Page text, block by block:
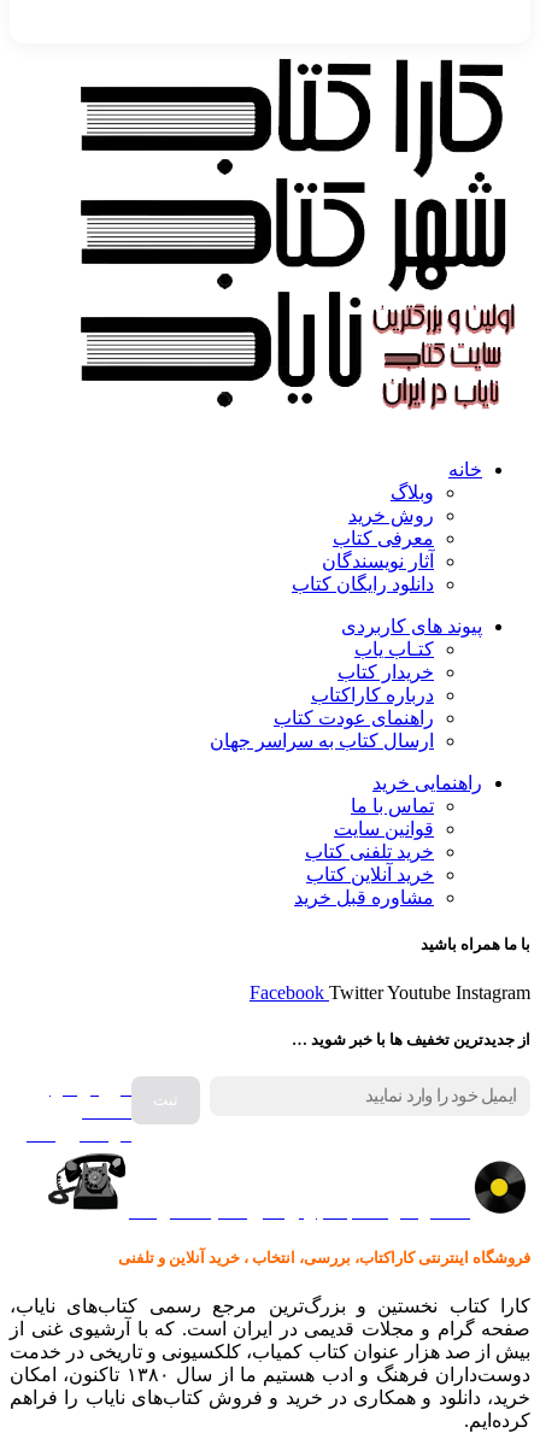
خانه
وبلاگ
روش خرید
معرفی کتاب
آثار نویسندگان
دانلود رایگان کتاب
پیوند های کاربردی
کتـاب یاب
خریدار کتاب
درباره کاراکتاب
راهنمای عودت کتاب
ارسال کتاب به سراسر جهان
راهنمایی خرید
تماس با ما
قوانین سایت
خرید تلفنی کتاب
خرید آنلاین کتاب
مشاوره قبل خرید
با ما همراه باشید
Facebook TwitterYoutube Instagram
از جدیدترین تخفیف ها با خبر شوید …
فروش انواع
فروشگاه اینترنتی کاراکتاب، بررسی، انتخاب ، خرید آنلاین و تلفنی
کارا کتاب نخستین و بزرگ‌ترین مرجع رسمی کتاب‌های نایاب،
صفحه گرام و مجلات قدیمی در ایران است. که با آرشیوی غنی از
بیش از صد هزار عنوان کتاب کمیاب، کلکسیونی و تاریخی در خدمت
دوست‌داران فرهنگ و ادب هستیم ما از سال ۱۳۸۰ تاکنون، امکان
خرید، دانلود و همکاری در خرید و فروش کتاب‌های نایاب را فراهم
کرده‌ایم.